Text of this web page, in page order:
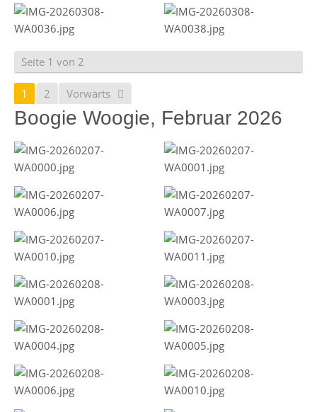
Seite 1 von 2
1 2 Vorwärts
Boogie Woogie, Februar 2026